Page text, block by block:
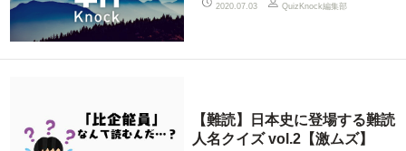
2020.07.03 QuizKnock編集部
【難読】日本史に登場する難読
人名クイズ vol.2【激ムズ】